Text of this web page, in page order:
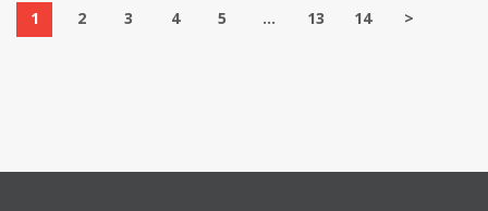
1 2 3 4 5 ... 13 14 >